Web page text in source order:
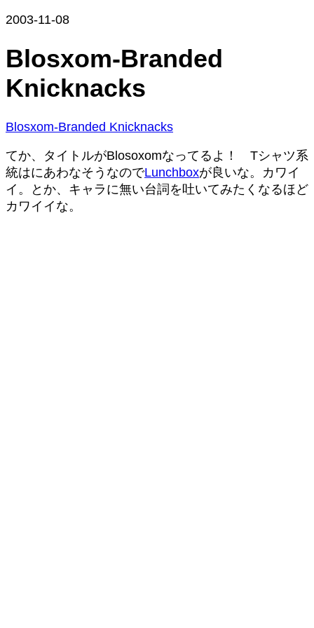
2003-11-08
Blosxom-Branded
Knicknacks
Blosxom-Branded Knicknacks
てか、タイトルがBlosoxomなってるよ！ Tシャツ系
統はにあわなそうなのでLunchboxが良いな。カワイ
イ。とか、キャラに無い台詞を吐いてみたくなるほど
カワイイな。